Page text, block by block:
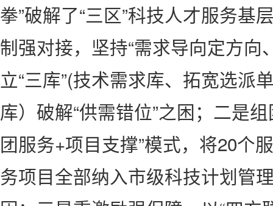
拳”破解了“三区”科技人才服务基
制强对接，坚持“需求导向定方向
立“三库”(技术需求库、拓宽选派
库）破解“供需错位”之困；二是
团服务+项目支撑”模式，将20个
务项目全部纳入市级科技计划管